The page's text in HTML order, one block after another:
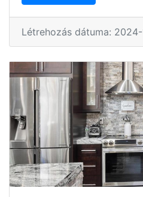
Létrehozás dátuma: 2024-